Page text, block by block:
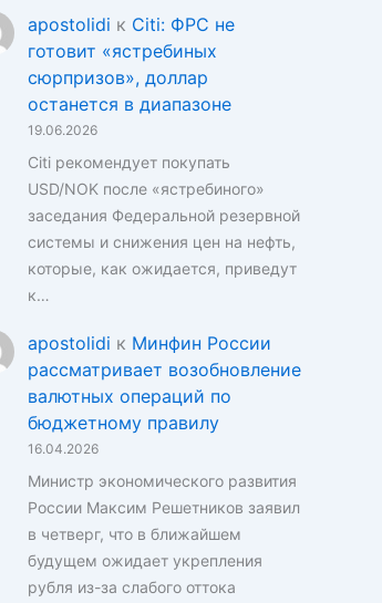
apostolidi к Citi: ФРС не
готовит «ястребиных
сюрпризов», доллар
останется в диапазоне
19.06.2026
Citi рекомендует покупать
USD/NOK после «ястребиного»
заседания Федеральной резервной
системы и снижения цен на нефть,
которые, как ожидается, приведут
к…
apostolidi к Минфин России
рассматривает возобновление
валютных операций по
бюджетному правилу
16.04.2026
Министр экономического развития
России Максим Решетников заявил
в четверг, что в ближайшем
будущем ожидает укрепления
рубля из-за слабого оттока